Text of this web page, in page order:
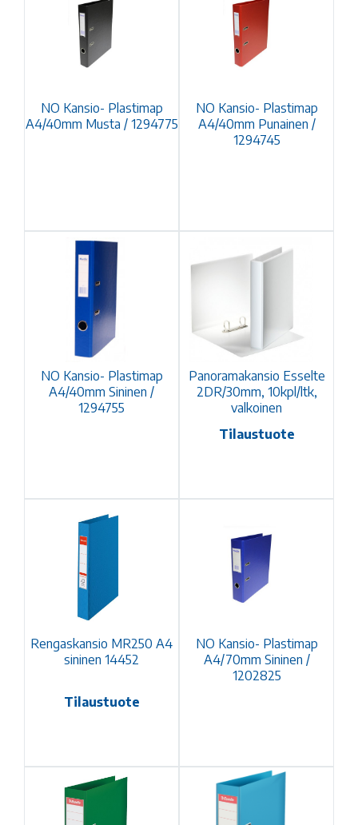
NO Kansio- Plastimap
A4/40mm Musta / 1294775
NO Kansio- Plastimap
A4/40mm Punainen /
1294745
NO Kansio- Plastimap
A4/40mm Sininen /
1294755
Panoramakansio Esselte
2DR/30mm, 10kpl/ltk,
valkoinen
Tilaustuote
Rengaskansio MR250 A4
sininen 14452
Tilaustuote
NO Kansio- Plastimap
A4/70mm Sininen /
1202825